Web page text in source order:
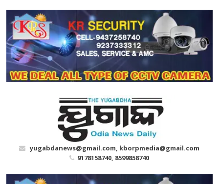
content
yugabdanews@gmail.com, kborpmedia@gmail.com
9178158740, 8599858740